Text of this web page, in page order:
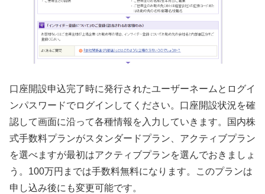
口座開設申込完了時に発行されたユーザーネームとログイ
ンパスワードでログインしてください。口座開設状況を確
認して画面に沿って各種情報を入力していきます。国内株
式手数料プランがスタンダードプラン、アクティブプラン
を選べますが最初はアクティブプランを選んでおきましょ
う。100万円までは手数料無料になります。このプランは
申し込み後にも変更可能です。